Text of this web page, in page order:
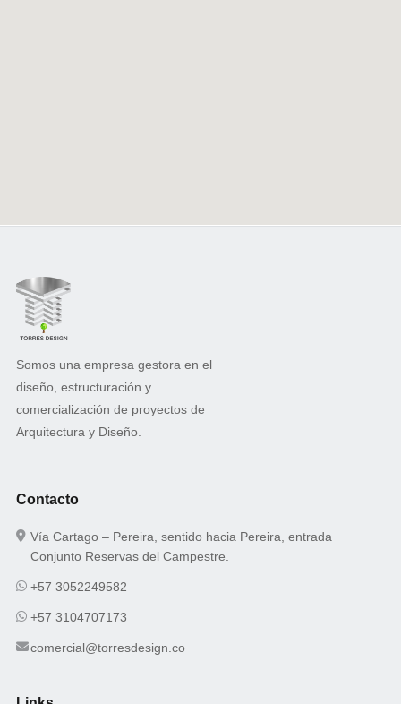
Somos una empresa gestora en el
diseño, estructuración y
comercialización de proyectos de
Arquitectura y Diseño.
Contacto
Vía Cartago – Pereira, sentido hacia Pereira, entrada
Conjunto Reservas del Campestre.
+57 3052249582
+57 3104707173
comercial@torresdesign.co